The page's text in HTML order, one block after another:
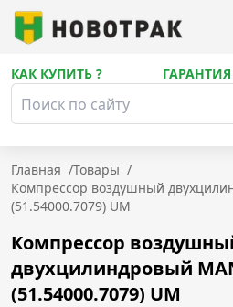
КАК КУПИТЬ ? ГАРАНТИЯ
Главная /Товары /
Компрессор воздушный
(51.54000.7079) UM
Компрессор
двухцилиндровый
(51.54000.7079) UM